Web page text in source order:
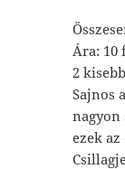
Ára: 10
2
Sajnos
nagyon
ezek